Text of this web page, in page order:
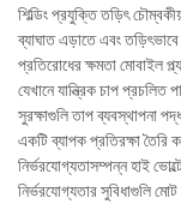
শিল্ডিং প্রযুক্তি তড়িৎ
ব্যাঘাত এড়াতে এবং
প্রতিরোধের ক্ষমতা মোবাইল
যেখানে যান্ত্রিক চাপ
সুরক্ষাগুলি তাপ ব্যবস্থাপনা
একটি ব্যাপক প্রতিরক্ষা তৈরি
নির্ভরযোগ্যতাসম্পন্ন হাই
নির্ভরযোগ্যতার সুবিধাগুলি